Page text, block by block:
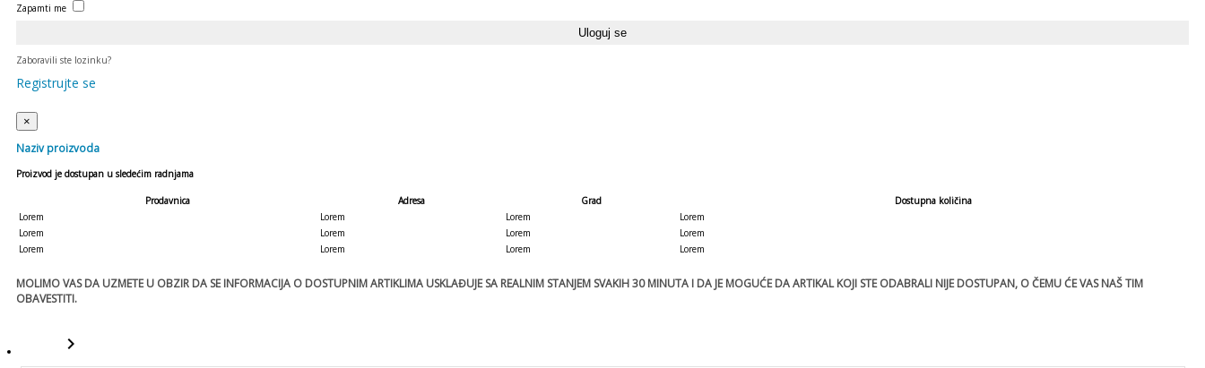
Zapamti me
Zaboravili ste lozinku?
Registrujte se
×
Naziv proizvoda
Proizvod je dostupan u sledećim radnjama
Prodavnica Adresa Grad
Dostupna količina
Lorem
Lorem Lorem
Lorem
Lorem
Lorem Lorem
Lorem
Lorem
Lorem Lorem Lorem
MOLIMO VAS DA UZMETE U OBZIR DA SE INFORMACIJA O DOSTUPNIM ARTIKLIMA USKLAĐUJE SA REALNIM STANJEM SVAKIH 30 MINUTA I DA JE MOGUĆE DA ARTIKAL KOJI STE ODABRALI NIJE DOSTUPAN, O ČEMU ĆE VAS NAŠ TIM
OBAVESTITI.
keyboard_arrow_right